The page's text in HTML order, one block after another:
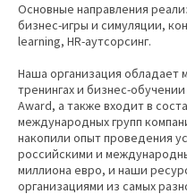
Основные направления
бизнес-игры и симуляции,
learning, HR-аутсорсинг.
Наша организация обладает
тренингах и бизнес-
Award, а также входит в
международных групп
накопили опыт проведения
российскими и
миллиона евро, и наши
организациями из самых